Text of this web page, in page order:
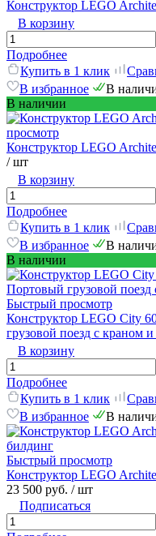
Конструктор LEGO
В корзину
Подробнее
Купить в 1 клик
В избранное
В
В наличии
просмотр
Конструктор LEGO
/ шт
В корзину
Подробнее
Купить в 1 клик
В избранное
В
В наличии
Быстрый просмотр
Конструктор LEGO City
грузовой поезд с краном
В корзину
Подробнее
Купить в 1 клик
В избранное
В
Быстрый просмотр
Конструктор LEGO
23 500 руб. / шт
Подписаться